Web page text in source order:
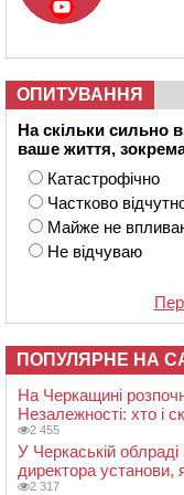
ОПИТУВАННЯ
На скільки сильно
ваше життя,
Катастрофічно
Частково
Майже не
Не відчуваю
ПОПУЛЯРНЕ НА
На Черкащині
Незалежності: хто і
2 455
У Черкаській
директора установи,
2 317